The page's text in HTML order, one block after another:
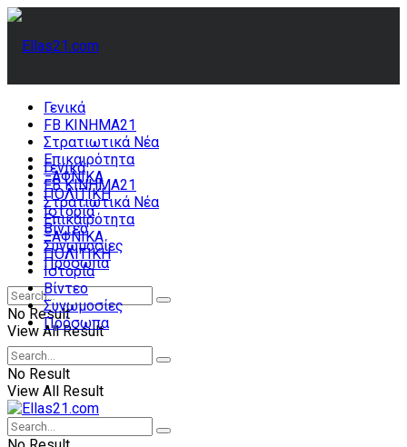
Γενικά
FB ΚΙΝΗΜΑ21
Στρατιωτικά Νέα
Επικαιρότητα
ΞΑΦΝΙΚΑ
ΠΟΛΙΤΙΚΗ
Ιστορία
Βίντεο
Συνωμοσίες
Πρόσωπα
No Result
View All Result
Γενικά
FB ΚΙΝΗΜΑ21
Στρατιωτικά Νέα
Επικαιρότητα
ΞΑΦΝΙΚΑ
ΠΟΛΙΤΙΚΗ
Ιστορία
Βίντεο
Συνωμοσίες
Πρόσωπα
No Result
View All Result